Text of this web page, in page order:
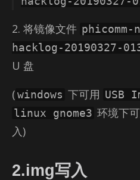
2. 将镜像文件
hacklog-20190327-
U 盘
(windows 下可用 USB
linux gnome3 环境下
入)
2.img写入